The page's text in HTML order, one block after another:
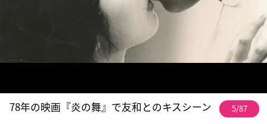
78年の映画『炎の舞』で友和とのキスシーン 5/87